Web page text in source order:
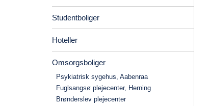
Studentboliger
Hoteller
Omsorgsboliger
Psykiatrisk sygehus, Aabenraa
Fuglsangsø plejecenter, Herning
Brønderslev plejecenter